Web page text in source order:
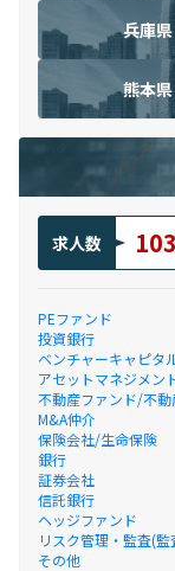
兵庫県
熊本県
求人数
PEファンド
投資銀行
ベンチャーキャピタ
アセットマネジメン
不動産ファンド/不動
M&A仲介
保険会社/生命保険
銀行
証券会社
信託銀行
ヘッジファンド
リスク管理・監査(
その他